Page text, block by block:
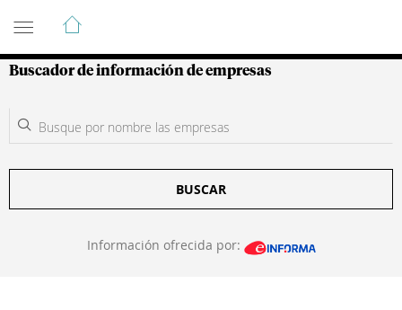
Guía de Empresas Colombianas
Buscador de información de empresas
BUSCAR
Información ofrecida por: